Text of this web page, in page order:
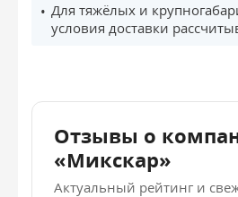
Для тяжёлых и
условия доставки
Отзывы о
«Микскар»
Актуальный рейтинг и